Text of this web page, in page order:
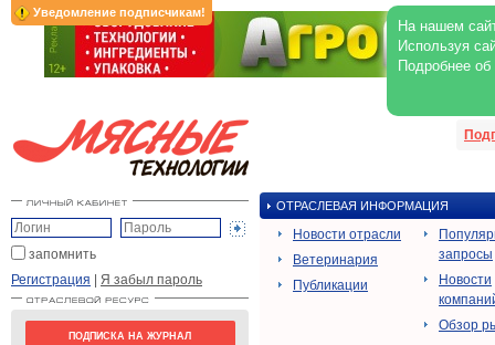
Уведомление подписчикам!
На нашем
Используя
Подробнее
запомнить
Регистрация | Я забыл пароль
ПОДПИСКА НА ЖУРНАЛ
ОТРАСЛЕВАЯ ИНФОРМАЦИЯ
Новости отрасли
Ветеринария
Публикации
запросы
Новости
Обзор